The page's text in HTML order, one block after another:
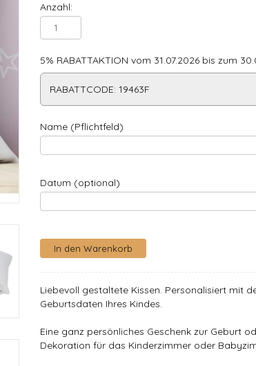
Anzahl:
5% RABATTAKTION vom 31.07.2026 bis zum
RABATTCODE: 19463F
Name (Pflichtfeld)
Datum (optional)
Liebevoll gestaltete Kissen. Personalisiert mit
Geburtsdaten Ihres Kindes.
Eine ganz persönliches Geschenk zur Geburt
Dekoration für das Kinderzimmer oder